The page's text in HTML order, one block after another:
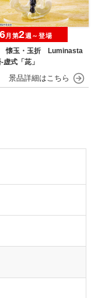
懐玉・玉折 Luminasta
虚式「茈」
6月第2週～登場